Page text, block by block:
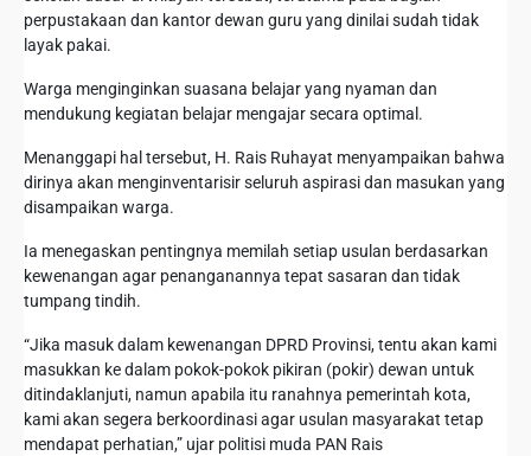
perpustakaan dan kantor dewan guru yang dinilai sudah tidak
layak pakai.
Warga menginginkan suasana belajar yang nyaman dan
mendukung kegiatan belajar mengajar secara optimal.
Menanggapi hal tersebut, H. Rais Ruhayat menyampaikan bahwa
dirinya akan menginventarisir seluruh aspirasi dan masukan yang
disampaikan warga.
Ia menegaskan pentingnya memilah setiap usulan berdasarkan
kewenangan agar penanganannya tepat sasaran dan tidak
tumpang tindih.
“Jika masuk dalam kewenangan DPRD Provinsi, tentu akan kami
masukkan ke dalam pokok-pokok pikiran (pokir) dewan untuk
ditindaklanjuti, namun apabila itu ranahnya pemerintah kota,
kami akan segera berkoordinasi agar usulan masyarakat tetap
mendapat perhatian,” ujar politisi muda PAN Rais